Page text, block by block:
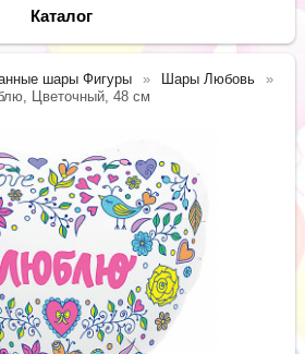
Каталог
шары Фигуры
Шары Любовь
Цветочный, 48 см